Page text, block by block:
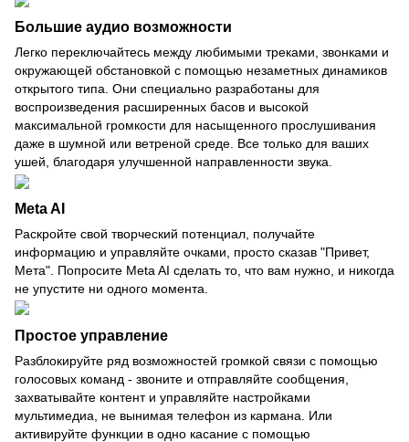
Большие аудио возможности
Легко переключайтесь между любимыми треками, звонками и
окружающей обстановкой с помощью незаметных динамиков
открытого типа. Они специально разработаны для
воспроизведения расширенных басов и высокой
максимальной громкости для насыщенного прослушивания
даже в шумной или ветреной среде. Все только для ваших
ушей, благодаря улучшенной направленности звука.
Meta AI
Раскройте свой творческий потенциал, получайте
информацию и управляйте очками, просто сказав "Привет,
Мета". Попросите Meta AI сделать то, что вам нужно, и никогда
не упустите ни одного момента.
Простое управление
Разблокируйте ряд возможностей громкой связи с помощью
голосовых команд - звоните и отправляйте сообщения,
захватывайте контент и управляйте настройками
мультимедиа, не вынимая телефон из кармана. Или
активируйте функции в одно касание с помощью